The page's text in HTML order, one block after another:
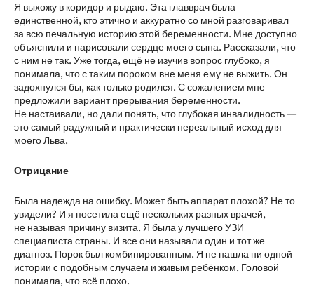
Я выхожу в коридор и рыдаю. Эта главврач была
единственной, кто этично и аккуратно со мной разговаривал
за всю печальную историю этой беременности. Мне доступно
объяснили и нарисовали сердце моего сына. Рассказали, что
с ним не так. Уже тогда, ещё не изучив вопрос глубоко, я
понимала, что с таким пороком вне меня ему не выжить. Он
задохнулся бы, как только родился. С сожалением мне
предложили вариант прерывания беременности.
Не настаивали, но дали понять, что глубокая инвалидность —
это самый радужный и практически нереальный исход для
моего Льва.
Отрицание
Была надежда на ошибку. Может быть аппарат плохой? Не то
увидели? И я посетила ещё нескольких разных врачей,
не называя причину визита. Я была у лучшего УЗИ
специалиста страны. И все они называли один и тот же
диагноз. Порок был комбинированным. Я не нашла ни одной
истории с подобным случаем и живым ребёнком. Головой
понимала, что всё плохо.